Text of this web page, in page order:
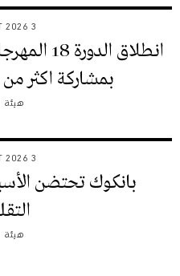
3 AUGUST 2026
انطلاق
بمشاركة اكثر من 300 طفلة وطفل
هيئة
3 AUGUST 2026
بانكوك تحتضن
هيئة